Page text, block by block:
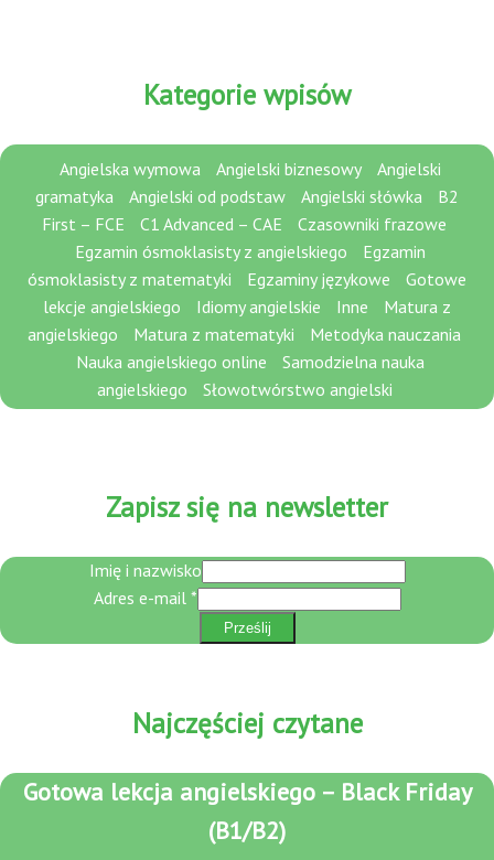
Kategorie wpisów
Angielska wymowa Angielski biznesowy
Angielski
gramatyka
Angielski od podstaw Angielski słówka
B2
First – FCE
C1 Advanced – CAE
Czasowniki frazowe
Egzamin ósmoklasisty z angielskiego
Egzamin
ósmoklasisty z matematyki
Egzaminy językowe
Gotowe
lekcje angielskiego
Idiomy angielskie Inne
Matura z
angielskiego
Matura z matematyki
Metodyka nauczania
Nauka angielskiego online
Samodzielna nauka
angielskiego
Słowotwórstwo angielski
Zapisz się na newsletter
Imię i nazwisko
e-
Adres e-mail *
Prześlij
Najczęściej czytane
Gotowa lekcja angielskiego – Black Friday
(B1/B2)